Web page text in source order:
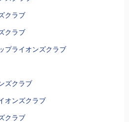
クラブ
クラブ
プライオンズクラブ
ズクラブ
オンズクラブ
クラブ